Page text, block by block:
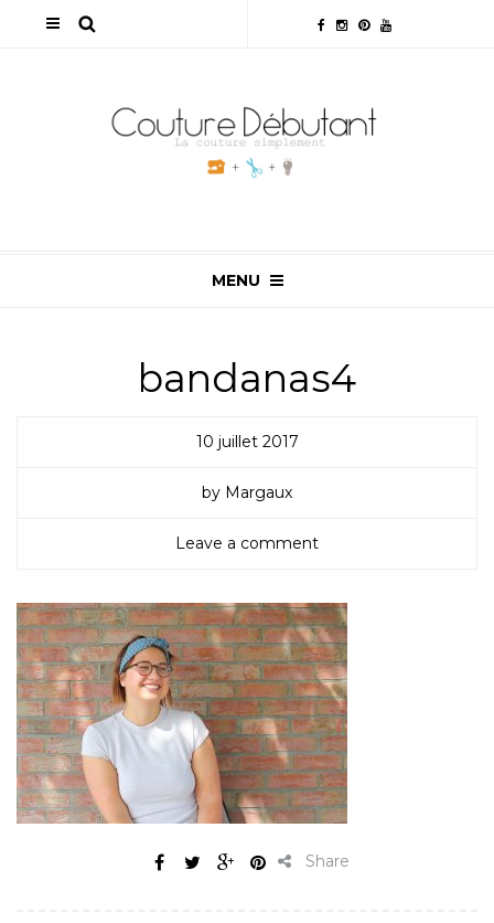
MENU
bandanas4
10 juillet 2017
by Margaux
Leave a comment
Share